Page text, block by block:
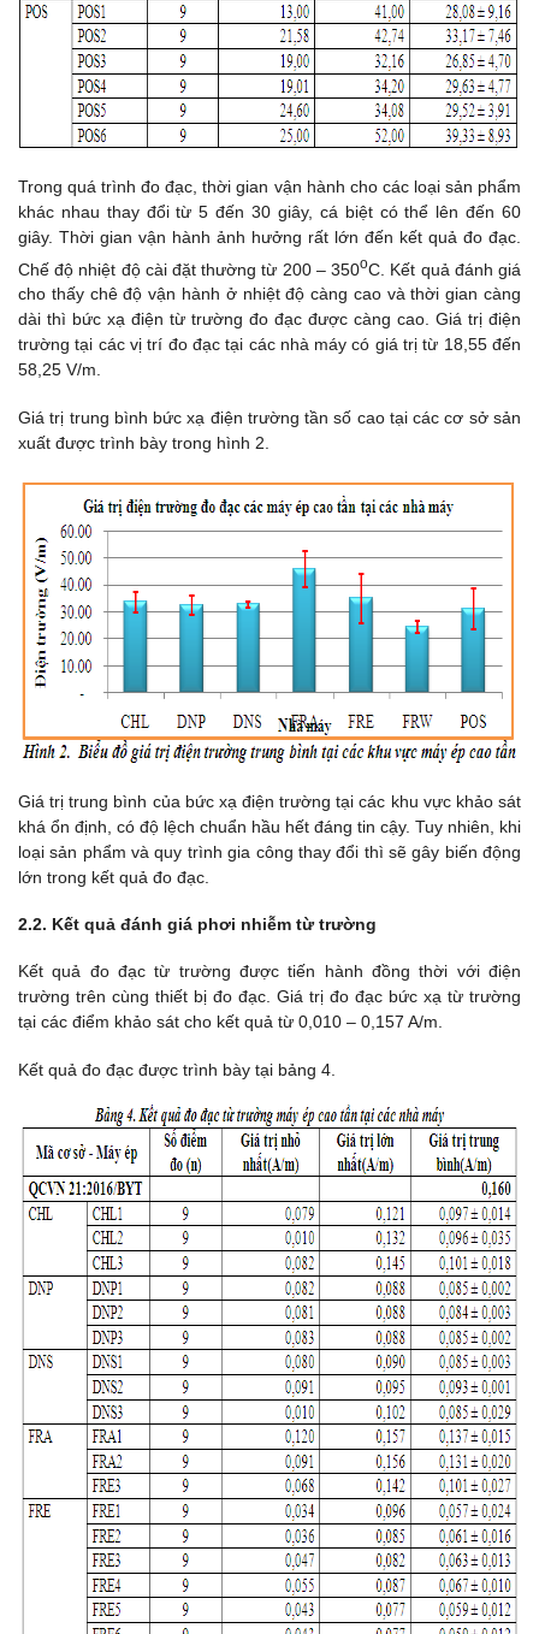
Trong quá trình đo đạc, thời gian vận hành cho các loại sản phẩm
khác nhau thay đổi từ 5 đến 30 giây, cá biệt có thể lên đến 60
giây. Thời gian vận hành ảnh hưởng rất lớn đến kết quả đo đạc.
Chế độ nhiệt độ cài đặt thường từ 200 – 350oC. Kết quả đánh giá
cho thấy chê độ vận hành ở nhiệt độ càng cao và thời gian càng
dài thì bức xạ điện từ trường đo đạc được càng cao. Giá trị điện
trường tại các vị trí đo đạc tại các nhà máy có giá trị từ 18,55 đến
58,25 V/m.
Giá trị trung bình bức xạ điện trường tần số cao tại các cơ sở sản
xuất được trình bày trong hình 2.
Giá trị trung bình của bức xạ điện trường tại các khu vực khảo sát
khá ổn định, có độ lệch chuẩn hầu hết đáng tin cậy. Tuy nhiên, khi
loại sản phẩm và quy trình gia công thay đổi thì sẽ gây biến động
lớn trong kết quả đo đạc.
2.2. Kết quả đánh giá phơi nhiễm từ trường
Kết quả đo đạc từ trường được tiến hành đồng thời với điện
trường trên cùng thiết bị đo đạc. Giá trị đo đạc bức xạ từ trường
tại các điểm khảo sát cho kết quả từ 0,010 – 0,157 A/m.
Kết quả đo đạc được trình bày tại bảng 4.